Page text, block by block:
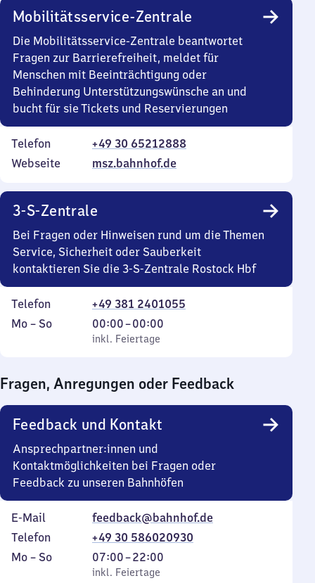
Mobilitätsservice-Zentrale
Die Mobilitätsservice-Zentrale beantwortet
Fragen zur Barrierefreiheit, meldet für
Menschen mit Beeinträchtigung oder
Behinderung Unterstützungswünsche an und
bucht für sie Tickets und Reservierungen
Telefon
+49 30 65212888
Webseite
msz.bahnhof.de
3-S-Zentrale
Bei Fragen oder Hinweisen rund um die Themen
Service, Sicherheit oder Sauberkeit
kontaktieren Sie die 3-S-Zentrale Rostock Hbf
Telefon
+49 381 2401055
Montag
Mo – So,
inkl. Feiertage
00:00–00:00
Von
0
0
Uhr
inkl. Feiertage
Fragen, Anregungen oder Feedback
Feedback und Kontakt
Ansprechpartner:innen und
Kontaktmöglichkeiten bei Fragen oder
Feedback zu unseren Bahnhöfen
E-Mail
feedback@bahnhof.de
Telefon
+49 30 586020930
Montag
Mo – So,
inkl. Feiertage
07:00–22:00
Von
7
inkl. Feiertage